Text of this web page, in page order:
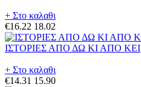
+ Στο καλαθι
€16.22 18.02
ΙΣΤΟΡΙΕΣ ΑΠΟ ΔΩ ΚΙ ΑΠΟ ΚΕΙ
+ Στο καλαθι
€14.31 15.90